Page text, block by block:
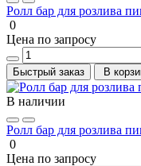
Ролл бар для розлива
0
Цена по запросу
Быстрый заказ В
В наличии
Ролл бар для розлива
0
Цена по запросу